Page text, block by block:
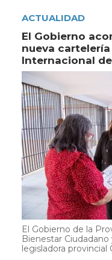
ACTUALIDAD
El Gobierno
nueva
Internacional
El Gobierno de la
Bienestar
legisladora provincial